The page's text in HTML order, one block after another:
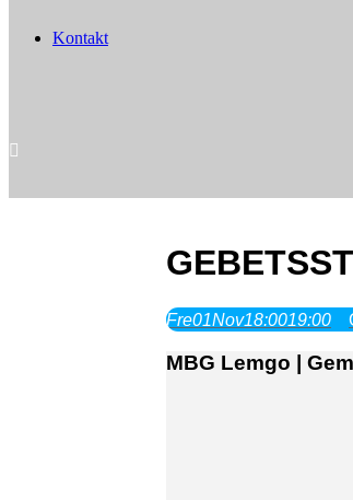
Kontakt
Fre01Nov18:0019:00
MBG Lemgo |